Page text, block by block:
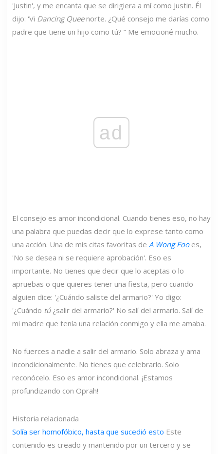
'Justin', y me encanta que se dirigiera a mí como Justin. Él
dijo: 'Vi Dancing Queenorte. ¿Qué consejo me darías como
padre que tiene un hijo como tú? ” Me emocioné mucho.
ad
El consejo es amor incondicional. Cuando tienes eso, no hay
una palabra que puedas decir que lo exprese tanto como
una acción. Una de mis citas favoritas de A Wong Foo es,
'No se desea ni se requiere aprobación'. Eso es
importante. No tienes que decir que lo aceptas o lo
apruebas o que quieres tener una fiesta, pero cuando
alguien dice: '¿Cuándo saliste del armario?' Yo digo:
'¿Cuándo tú¿salir del armario?' No salí del armario. Salí de
mi madre que tenía una relación conmigo y ella me amaba.
No fuerces a nadie a salir del armario. Solo abraza y ama
incondicionalmente. No tienes que celebrarlo. Solo
reconócelo. Eso es amor incondicional. ¡Estamos
profundizando con Oprah!
Historia relacionada
Solía ​​ser homofóbico, hasta que sucedió esto Este
contenido es creado y mantenido por un tercero y se